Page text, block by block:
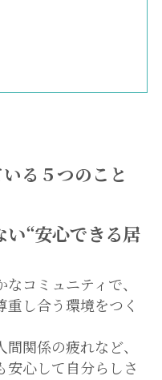
る５つのこと
“安心できる居
コミュニティで、
し合う環境をつく
関係の疲れなど、
安心して自分らしさ